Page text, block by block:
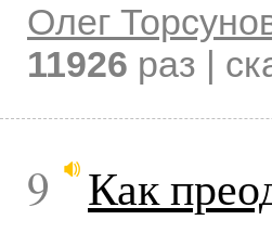
Олег
11926 раз |
9 Как